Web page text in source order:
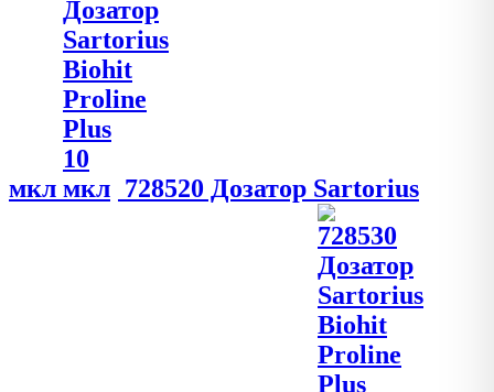
мкл 728520 Дозатор Sartorius